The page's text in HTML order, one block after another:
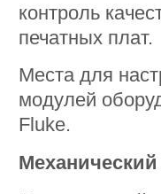
контроль
печатных плат.
Места для
модулей
Fluke.
Механический